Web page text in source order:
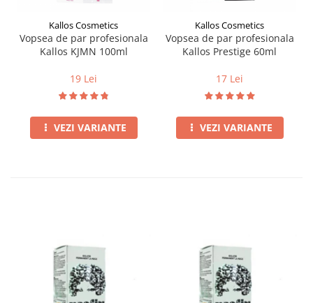
Kallos Cosmetics
Vopsea de par profesionala
Kallos KJMN 100ml
19 Lei
VEZI VARIANTE
Kallos Cosmetics
Vopsea de par profesionala
Kallos Prestige 60ml
17 Lei
VEZI VARIANTE